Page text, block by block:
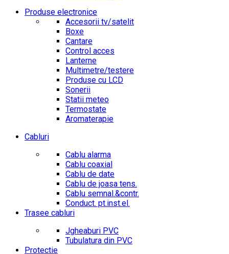
Produse electronice
Accesorii tv/satelit
Boxe
Cantare
Control acces
Lanterne
Multimetre/testere
Produse cu LCD
Sonerii
Statii meteo
Termostate
Aromaterapie
Cabluri
Cablu alarma
Cablu coaxial
Cablu de date
Cablu de joasa tens.
Cablu semnal.&contr.
Conduct. pt.inst.el.
Trasee cabluri
Jgheaburi PVC
Tubulatura din PVC
Protectie